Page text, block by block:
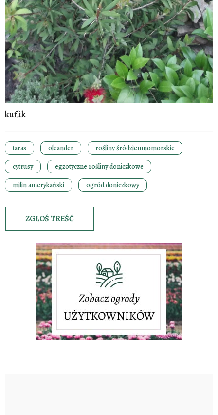
kuflik
taras oleander
rośliny śródziemnomorskie
cytrusy
egzotyczne rośliny doniczkowe
milin amerykański
ogród doniczkowy
ZGŁOŚ TREŚĆ